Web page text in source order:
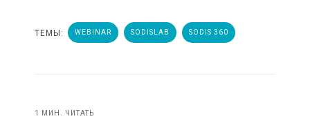
ТЕМЫ: WEBINAR SODISLAB SODIS 360
1 МИН. ЧИТАТЬ